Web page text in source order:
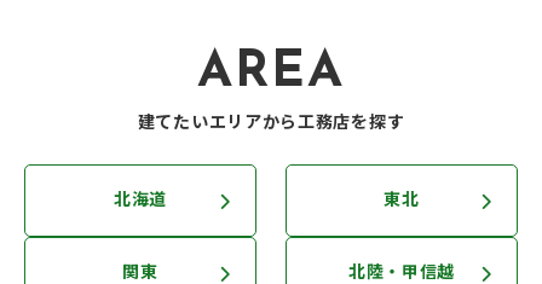
AREA
建てたいエリアから工務店を探す
北海道 東北
関東 北陸・甲信越